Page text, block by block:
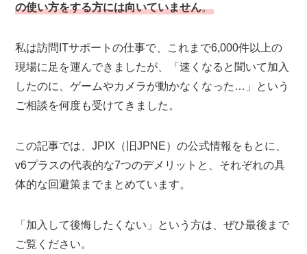
の使い方をする方には向いていません。
私は訪問ITサポートの仕事で、これまで6,000件以上の
現場に足を運んできましたが、「速くなると聞いて加入
したのに、ゲームやカメラが動かなくなった…」という
ご相談を何度も受けてきました。
この記事では、JPIX（旧JPNE）の公式情報をもとに、
v6プラスの代表的な7つのデメリットと、それぞれの具
体的な回避策までまとめています。
「加入して後悔したくない」という方は、ぜひ最後まで
ご覧ください。